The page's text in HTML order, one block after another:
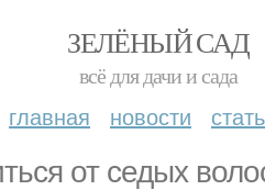
ЗЕЛЁНЫЙ САД
всё для дачи и сада
главная новости
от седых